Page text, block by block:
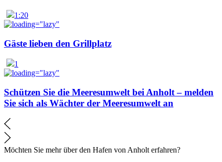
1:20
Gäste lieben den Grillplatz
1
Schützen Sie die Meeresumwelt bei Anholt – melden
Sie sich als Wächter der Meeresumwelt an
Möchten Sie mehr über den Hafen von Anholt erfahren?